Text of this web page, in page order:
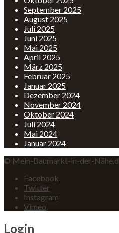
September 2025
August 2025
Juli 2025
Juni 2025
Mai 2025
April 2025
März 2025
Februar 2025
Januar 2025
Dezember 2024
November 2024
Oktober 2024
Juli 2024
Mai 2024
Januar 2024
© Mein-Baumarkt-in-der-
Facebook
Twitter
Instagram
Vimeo
Login